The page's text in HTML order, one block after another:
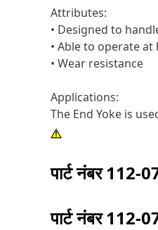
Attributes:
• Designed to
• Able to operate at
• Wear resistance
Applications:
The End Yoke is
पार्ट नंबर112-
पार्ट नंबर112-